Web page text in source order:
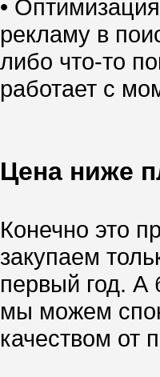
•
рекламу в
либо что-то
работает с
Цена ниже
Конечно это
закупаем
первый год. А
мы можем
качеством от